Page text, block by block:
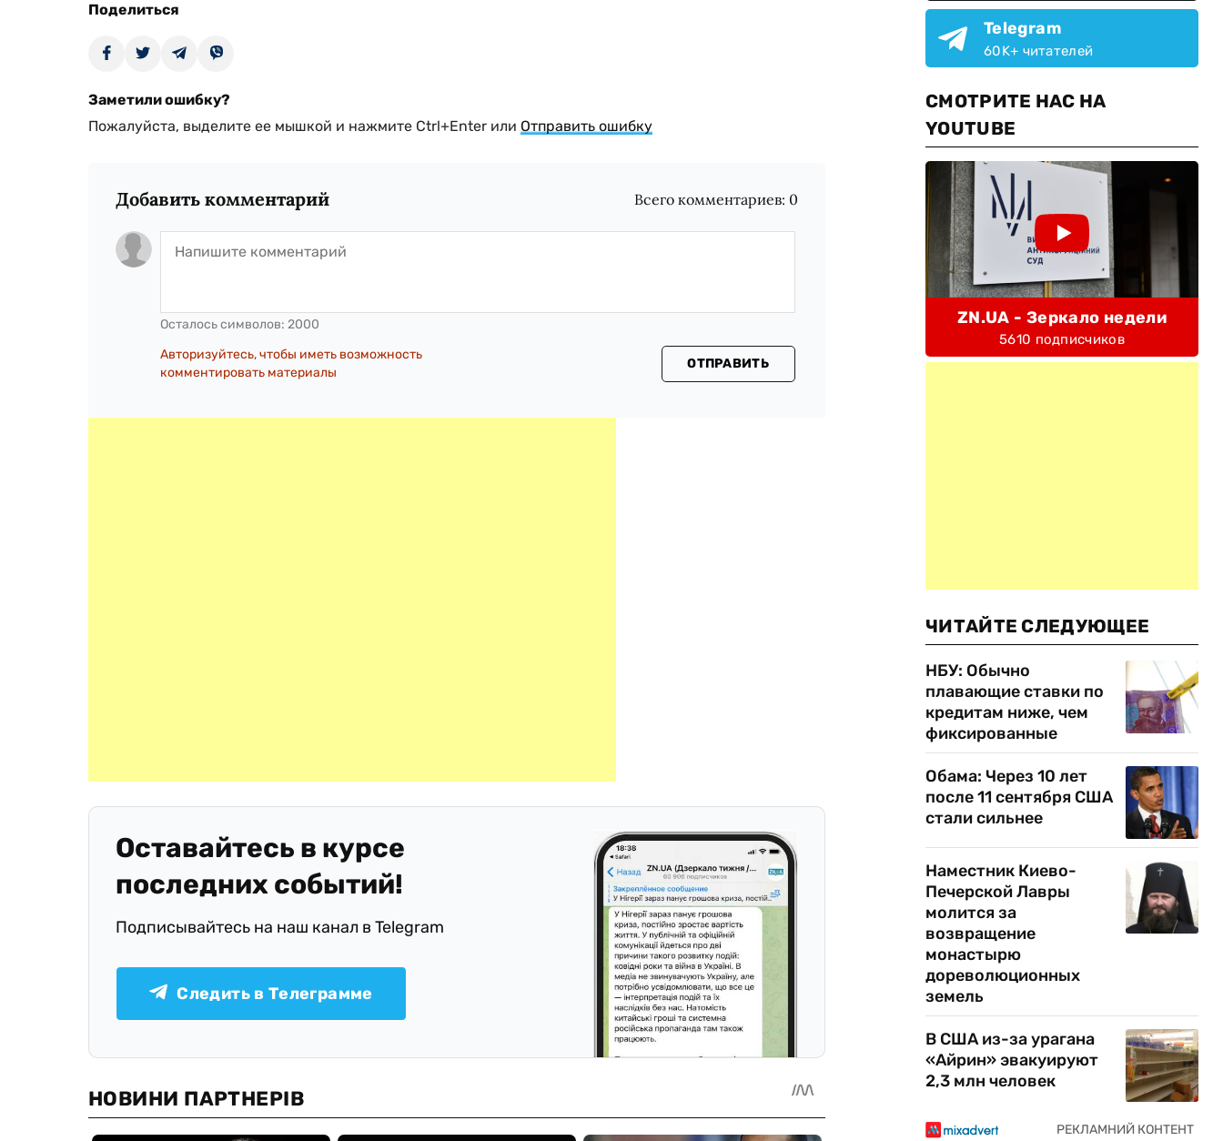
Поделиться
Заметили ошибку?
Пожалуйста, выделите ее мышкой и нажмите Ctrl+Enter или Отправить ошибку
Добавить комментарий Всего комментариев: 0
Осталось символов: 2000
Авторизуйтесь, чтобы иметь возможность
комментировать материалы
ОТПРАВИТЬ
Оставайтесь в курсе
последних событий!
Подписывайтесь на наш канал в Telegram
Следить в Телеграмме
Telegram
60K+ читателей
СМОТРИТЕ НАС НА
YOUTUBE
ZN.UA - Зеркало недели
5610 подписчиков
ЧИТАЙТЕ СЛЕДУЮЩЕЕ
НБУ: Обычно
плавающие ставки по
кредитам ниже, чем
фиксированные
Обама: Через 10 лет
после 11 сентября США
стали сильнее
Наместник Киево-
Печерской Лавры
молится за
возвращение
монастырю
дореволюционных
земель
В США из-за урагана
«Айрин» эвакуируют
2,3 млн человек